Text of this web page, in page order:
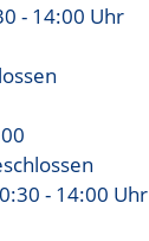
- 14:00 Uhr
- 14:00 Uhr